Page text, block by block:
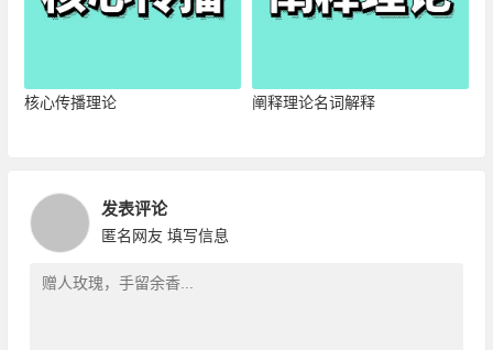
核心传播理论 阐释理论名词解释
发表评论
匿名网友 填写信息